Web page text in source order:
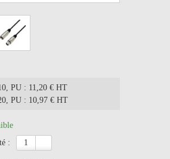
, PU : 11,20 € HT
, PU : 10,97 € HT
: